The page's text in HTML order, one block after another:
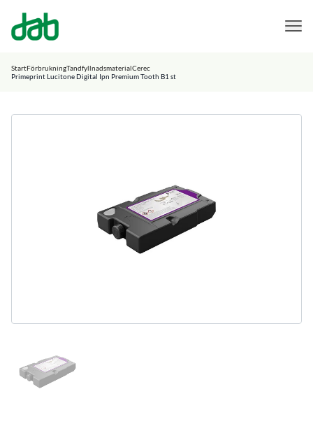
DAB Dental
StartFörbrukningTandfyllnadsmaterialCerec
Primeprint Lucitone Digital Ipn Premium Tooth B1 st